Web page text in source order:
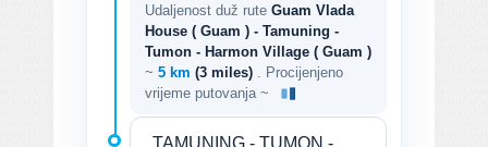
Udaljenost duž rute Guam Vlada
House ( Guam ) - Tamuning -
Tumon - Harmon Village ( Guam )
~ 5 km (3 miles)
. Procijenjeno
vrijeme putovanja ~